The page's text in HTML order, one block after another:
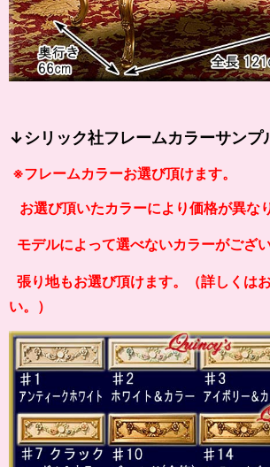
↓シリック社フレームカラーサンプ
※フレームカラーお選び頂けます。
お選び頂いたカラーにより価格が異な
モデルによって選べないカラーがござい
張り地もお選び頂けます。（詳しくは
い。）